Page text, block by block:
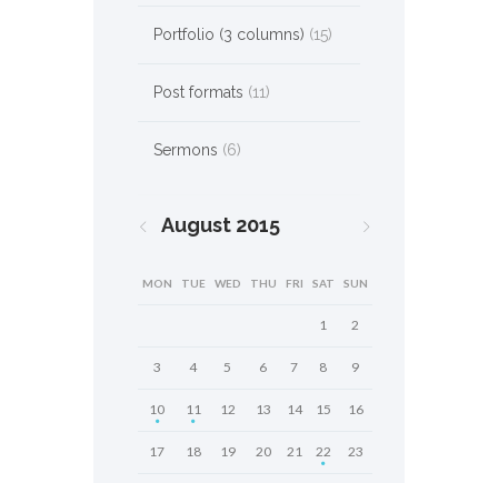
Portfolio (3 columns) (15)
Post formats (11)
Sermons (6)
August 2015
MON TUE WED THU FRI SAT SUN
1 2
3 4 5 6 7 8 9
10 11 12 13 14 15 16
17 18 19 20 21 22 23